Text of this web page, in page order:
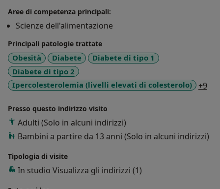
Certificazione (ISAK level 2).
Attualmente sono una collaboratrice del Dottor.
Cristian Petri, Nutrizionista ACF Fiorentina, e mi
occupo soprattutto di sport e anche di benessere.
Il mio motto: ALIMENTA LA TUA PERFORMANCE,
SUPERA I TUOI LIMITI
Aree di competenza principali:
Scienze dell'alimentazione
Principali patologie trattate
Obesità Diabete
Diabete di tipo 1
Diabete di tipo 2
Ipercolesterolemia (livelli elevati di colesterolo)
+9
Presso questo indirizzo visito
Adulti (Solo in alcuni indirizzi)
Bambini a partire da 13 anni (Solo in alcuni indirizzi)
Tipologia di visite
In studio Visualizza gli indirizzi (1)